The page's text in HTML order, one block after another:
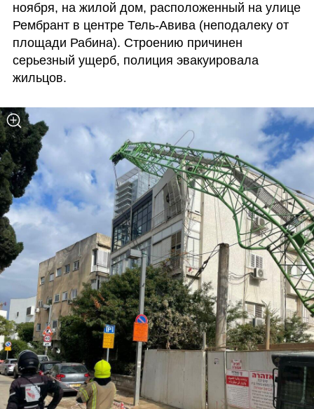
ноября, на жилой дом, расположенный на улице
Рембрант в центре Тель-Авива (неподалеку от
площади Рабина). Строению причинен
серьезный ущерб, полиция эвакуировала
жильцов.